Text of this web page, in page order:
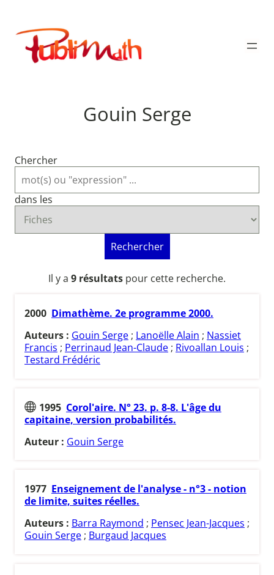
contenu
Publimath
Gouin Serge
Chercher
dans les
Rechercher
Il y a 9 résultats pour cette recherche.
2000 Dimathème. 2e programme 2000.
Auteurs : Gouin Serge ; Lanoëlle Alain ; Nassiet
Francis ; Perrinaud Jean-Claude ; Rivoallan Louis ;
Testard Frédéric
1995 Corol'aire. N° 23. p. 8-8. L'âge du
capitaine, version probabilités.
Auteur : Gouin Serge
1977 Enseignement de l'analyse - n°3 - notion
de limite, suites réelles.
Auteurs : Barra Raymond ; Pensec Jean-Jacques ;
Gouin Serge ; Burgaud Jacques